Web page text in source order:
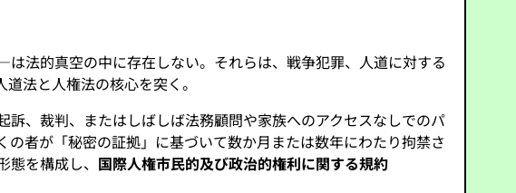
法的真空の中に存在しない。それらは、戦争犯罪、人道に対する
法と人権法の核心を突く。
訴、裁判、またはしばしば法務顧問や家族へのアクセスなしでのパ
の者が「秘密の証拠」に基づいて数か月または数年にわたり拘禁さ
態を構成し、 国際人権市民的及び政治的権利に関する規約